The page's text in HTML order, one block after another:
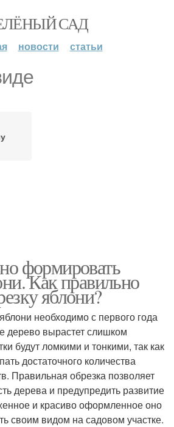
САД
новости статьи
формировать
Как правильно
яблони?
необходимо с первого года
дерево вырастет слишком
будут ломкими и тонкими, так как
достаточного количества
Правильная обрезка позволяет
дерева и предупредить развитие
и красиво оформленное оно
своим видом на садовом участке.